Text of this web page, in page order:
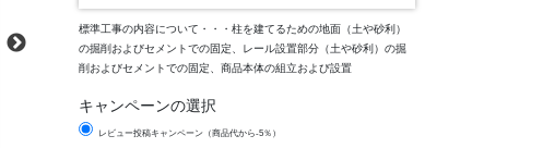
標準工事の内容について・・・柱を建てるための地面（土や砂利）
の掘削およびセメントでの固定、レール設置部分（土や砂利）の掘
削およびセメントでの固定、商品本体の組立および設置
キャンペーンの選択
レビュー投稿キャンペーン（商品代から-5％）